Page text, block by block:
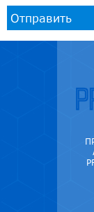
Отправить